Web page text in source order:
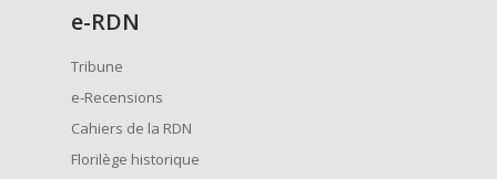
e-RDN
Tribune
e-Recensions
Cahiers de la RDN
Florilège historique